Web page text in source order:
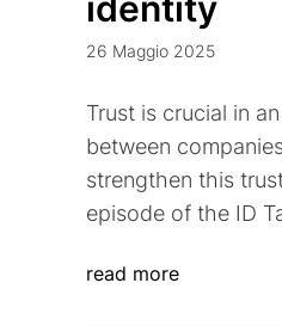
26 Maggio 2025
Trust is crucial in
between
strengthen this
episode of the ID
read more